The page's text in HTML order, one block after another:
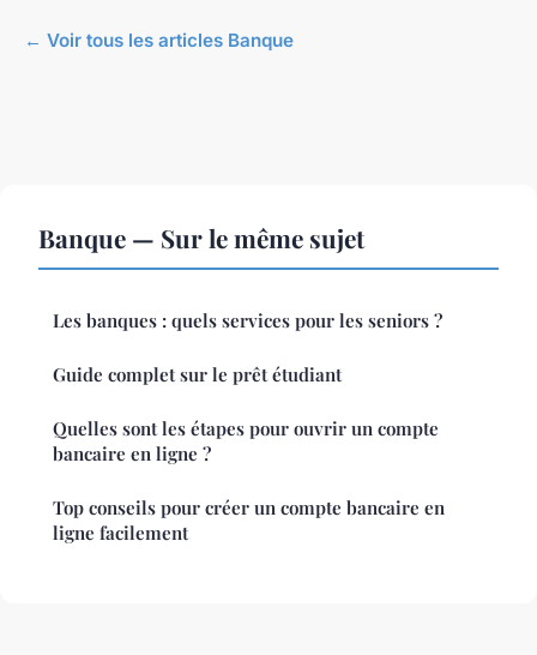
← Voir tous les articles Banque
Banque — Sur le même sujet
Les banques : quels services pour les seniors ?
Guide complet sur le prêt étudiant
Quelles sont les étapes pour ouvrir un compte
bancaire en ligne ?
Top conseils pour créer un compte bancaire en
ligne facilement